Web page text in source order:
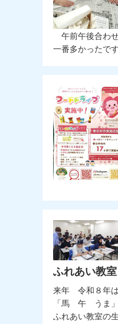
午前午後合わ
一番多かったです
ふれあい教
来年 令和８年
「馬 午 うま
ふれあい教室の